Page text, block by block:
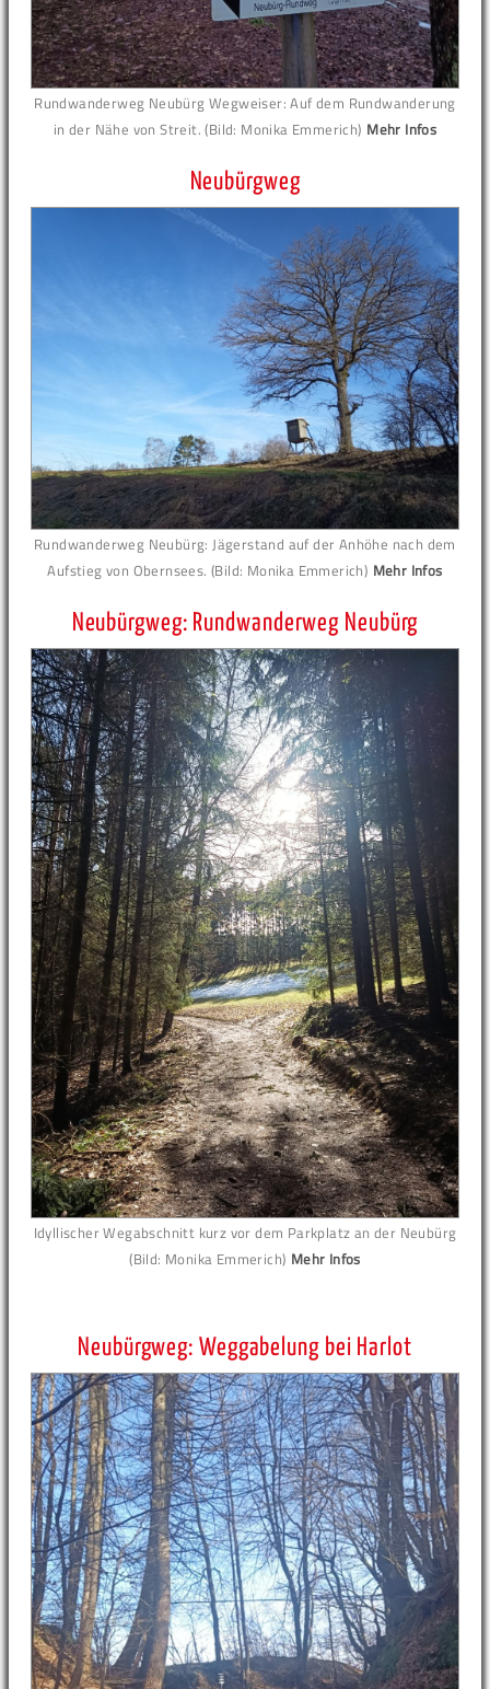
Rundwanderweg Neubürg Wegweiser: Auf dem Rundwanderung
in der Nähe von Streit. (Bild: Monika Emmerich) Mehr Infos
Neubürgweg
Rundwanderweg Neubürg: Jägerstand auf der Anhöhe nach dem
Aufstieg von Obernsees. (Bild: Monika Emmerich) Mehr Infos
Neubürgweg: Rundwanderweg Neubürg
Idyllischer Wegabschnitt kurz vor dem Parkplatz an der Neubürg
(Bild: Monika Emmerich) Mehr Infos
Neubürgweg: Weggabelung bei Harlot